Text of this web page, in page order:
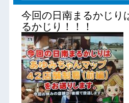
今回の日南まるかじり
るかじり！！！